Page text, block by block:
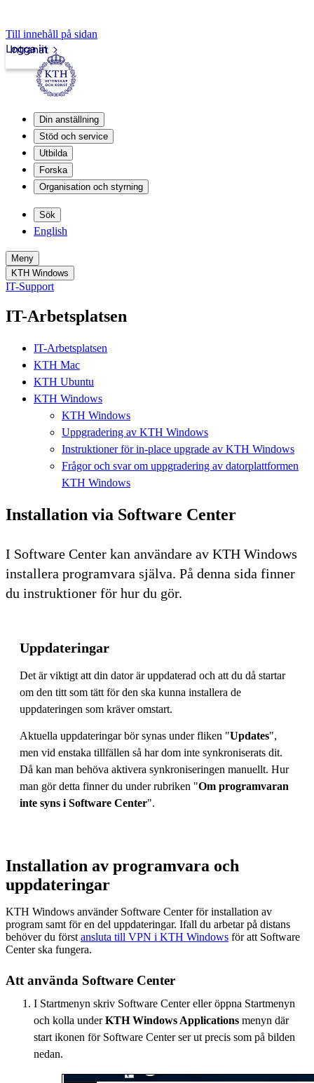
Till innehåll på sidan
Intranät
Logga in
Din anställning
Stöd och service
Utbilda
Forska
Organisation och styrning
Sök
English
Meny
KTH Windows
IT-Support
IT-Arbetsplatsen
IT-Arbetsplatsen
KTH Mac
KTH Ubuntu
KTH Windows
KTH Windows
Uppgradering av KTH Windows
Instruktioner för in-place upgrade av KTH Windows
Frågor och svar om uppgradering av datorplattformen
KTH Windows
Installation via Software Center
I Software Center kan användare av KTH Windows
installera programvara själva. På denna sida finner
du instruktioner för hur du gör.
Uppdateringar
Det är viktigt att din dator är uppdaterad och att du då startar
om den titt som tätt för den ska kunna installera de
uppdateringen som kräver omstart.
Aktuella uppdateringar bör synas under fliken "Updates",
men vid enstaka tillfällen så har dom inte synkroniserats dit.
Då kan man behöva aktivera synkroniseringen manuellt. Hur
man gör detta finner du under rubriken "Om programvaran
inte syns i Software Center".
Installation av programvara och
uppdateringar
KTH Windows använder Software Center för installation av
program samt för en del uppdateringar. Ifall du arbetar på distans
behöver du först ansluta till VPN i KTH Windows för att Software
Center ska fungera.
Att använda Software Center
I Startmenyn skriv Software Center eller öppna Startmenyn
och kolla underKTH Windows Applications menyn där
start ikonen för Software Center ser ut precis som på bilden
nedan.